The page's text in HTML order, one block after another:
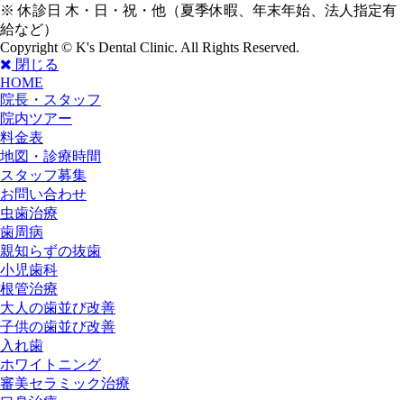
※ 休診日 木・日・祝・他（夏季休暇、年末年始、法人指定有
給など）
Copyright © K's Dental Clinic. All Rights Reserved.
閉じる
HOME
院長・スタッフ
院内ツアー
料金表
地図・診療時間
スタッフ募集
お問い合わせ
虫歯治療
歯周病
親知らずの抜歯
小児歯科
根管治療
大人の歯並び改善
子供の歯並び改善
入れ歯
ホワイトニング
審美セラミック治療